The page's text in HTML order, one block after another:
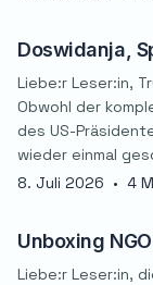
Doswidanja,
Liebe:r Leser:in,
Obwohl der
des US-
wieder einmal
8. Juli 2026 • 4
Unboxing
Liebe:r Leser:in,